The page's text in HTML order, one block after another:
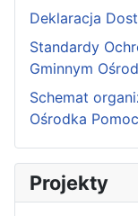
Deklaracja
Standardy
Gminnym
Schemat
Ośrodka
Projekty